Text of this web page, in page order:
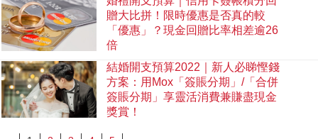
贈大比拼！限時優惠是否真的較
「優惠」？現金回贈比率相差逾26
倍
結婚開支預算2022｜新人必睇慳錢
方案：用Mox「簽賬分期」/「合併
簽賬分期」享靈活消費兼賺盡現金
獎賞！